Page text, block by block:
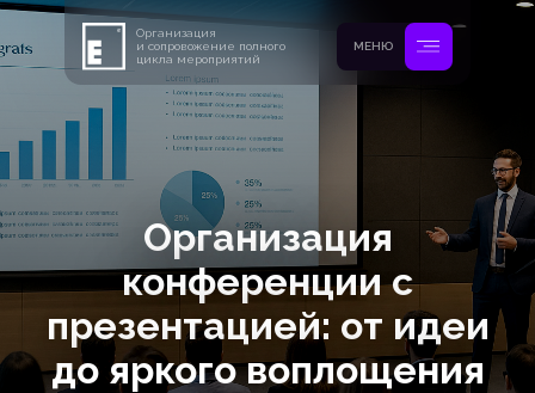
МЕНЮ
Организация
и сопровожение полного
цикла мероприятий
Организация
конференции с
презентацией: от идеи
до яркого воплощения